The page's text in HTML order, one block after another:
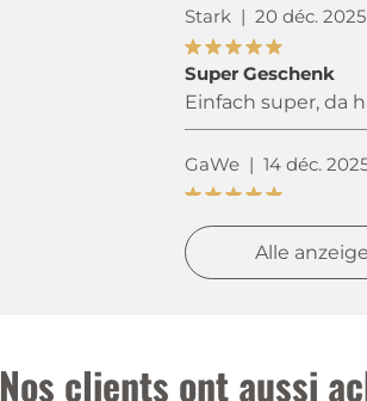
Stark | 20 déc. 2025
Super Geschenk
Einfach super, da
GaWe | 14 déc.
Kafi Luz
Tolles Geschenk
Perfektes
Alle
Nos clients ont aussi